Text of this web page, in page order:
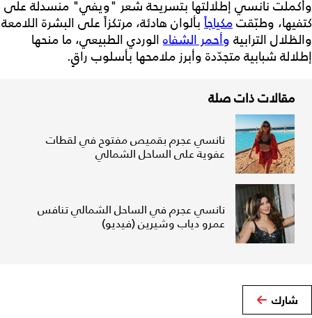
وأكملت نانسي إطلالتها بتسريحة شعر "ويفي" منسدلة على
كتفيها، وطبّقتمكياجاً بألوان هادئة، مرتكزاً على البشرة اللامعة
والظلال الترابية وأحمر الشفاه الوردي الطبيعي، ما منحها
إطلالة شبابية متجدّدة وأبرز ملامحها بأسلوب راقٍ.
مقالات ذات صلة
نانسي عجرم بقميص مفتوح في لقطات
عفوية على الساحل الشمالي
نانسي عجرم في الساحل الشمالي تنافس
عمرو دياب وشيرين (فيديو)
شارك